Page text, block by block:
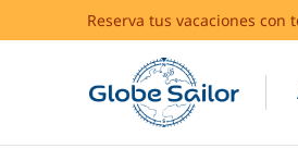
Reserva tus vacaciones